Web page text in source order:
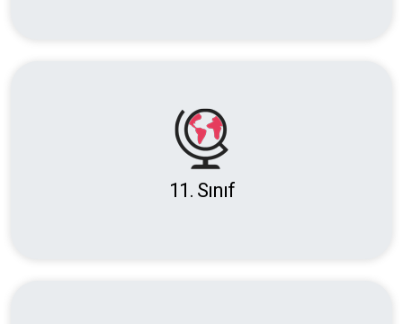
11. Sınıf